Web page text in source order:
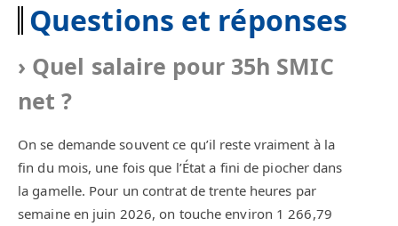
Questions et réponses
Quel salaire pour 35h SMIC
net ?
On se demande souvent ce qu’il reste vraiment à la
fin du mois, une fois que l’État a fini de piocher dans
la gamelle. Pour un contrat de trente heures par
semaine en juin 2026, on touche environ 1 266,79